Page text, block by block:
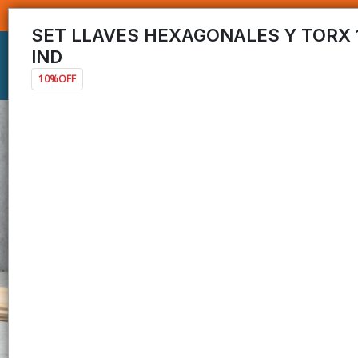
SET LLAVES HEXAGONALES Y TORX
IND
10%OFF